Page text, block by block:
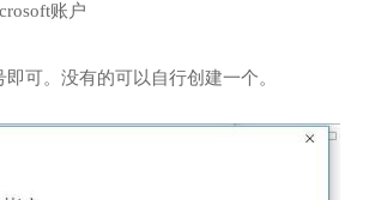
可。没有的可以自行创建一个。